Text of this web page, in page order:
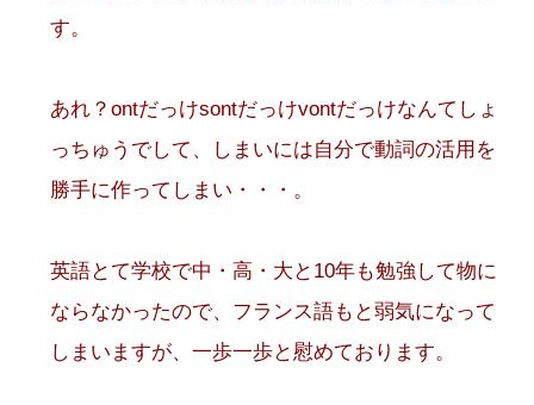
す。
あれ？ontだっけsontだっけvontだっけなんてしょ
っちゅうでして、しまいには自分で動詞の活用を
勝手に作ってしまい・・・。
英語とて学校で中・高・大と10年も勉強して物に
ならなかったので、フランス語もと弱気になって
しまいますが、一歩一歩と慰めております。